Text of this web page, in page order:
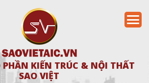
PHẦN KIẾN TRÚC & NỘI THẤT
SAO VIỆT